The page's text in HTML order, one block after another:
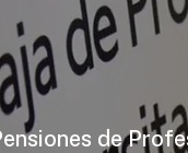
de